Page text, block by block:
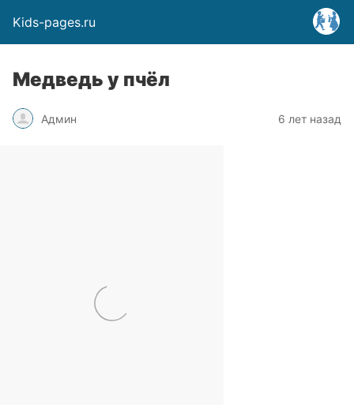
Kids-pages.ru
Медведь у пчёл
Админ 6 лет назад